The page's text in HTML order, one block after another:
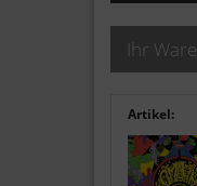
Ihr
Artikel: